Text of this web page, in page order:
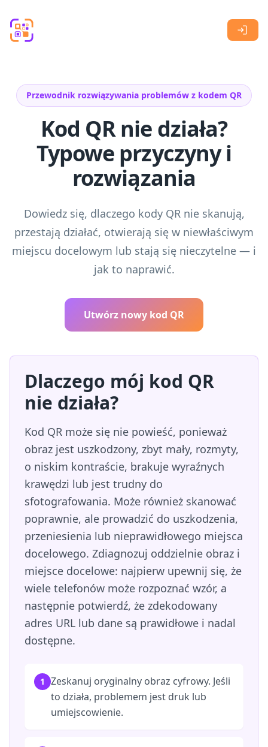
Przewodnik rozwiązywania problemów z kodem QR
Kod QR nie działa?
Typowe przyczyny i
rozwiązania
Dowiedz się, dlaczego kody QR nie skanują,
przestają działać, otwierają się w niewłaściwym
miejscu docelowym lub stają się nieczytelne — i
jak to naprawić.
Utwórz nowy kod QR
Dlaczego mój kod QR
nie działa?
Kod QR może się nie powieść, ponieważ
obraz jest uszkodzony, zbyt mały, rozmyty,
o niskim kontraście, brakuje wyraźnych
krawędzi lub jest trudny do
sfotografowania. Może również skanować
poprawnie, ale prowadzić do uszkodzenia,
przeniesienia lub nieprawidłowego miejsca
docelowego. Zdiagnozuj oddzielnie obraz i
miejsce docelowe: najpierw upewnij się, że
wiele telefonów może rozpoznać wzór, a
następnie potwierdź, że zdekodowany
adres URL lub dane są prawidłowe i nadal
dostępne.
1
Zeskanuj oryginalny obraz cyfrowy. Jeśli
to działa, problemem jest druk lub
umiejscowienie.